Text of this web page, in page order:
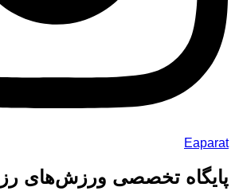
Eaparat
پایگاه تخصصی ورزش‌های